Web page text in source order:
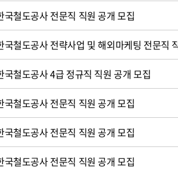
국철도공사 전문직 직원 공개 모집
국철도공사 전략사업 및 해외마케팅 전문직
국철도공사 4급 정규직 직원 공개 모집
국철도공사 전문직 직원 공개 모집
국철도공사 전문직 직원 공개 모집
국철도공사 전문직 직원 공개 모집